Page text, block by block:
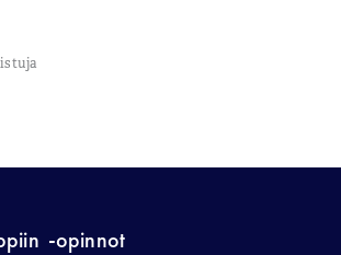
-opinnot